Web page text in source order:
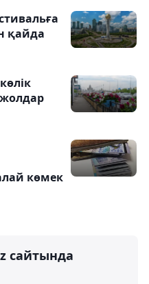
қайда
көмек
сайтында